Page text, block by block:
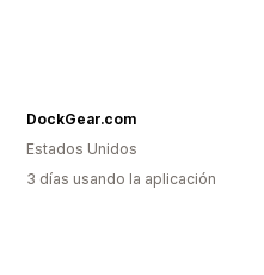
DockGear.com
Estados Unidos
3 días usando la aplicación